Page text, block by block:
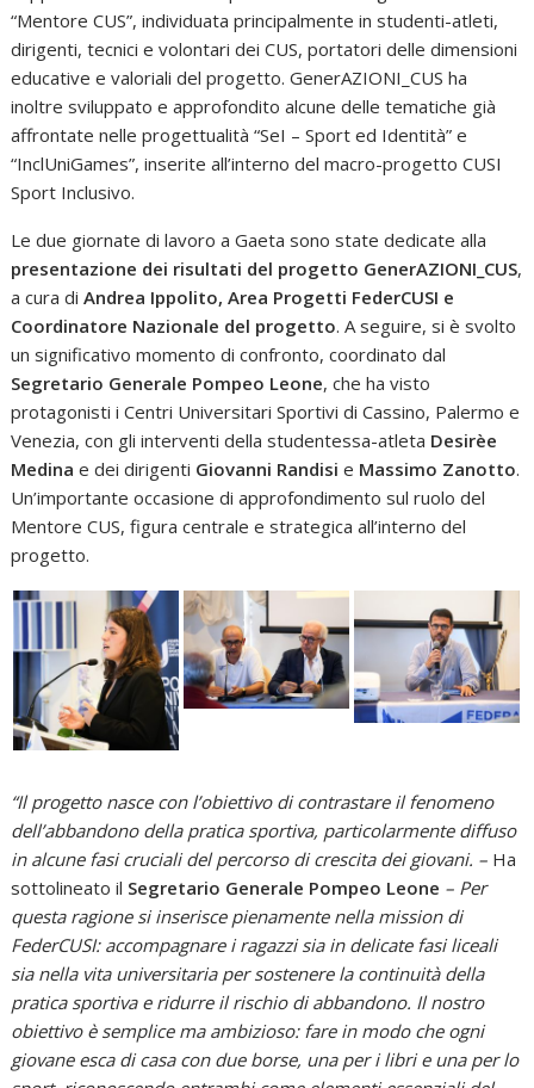
“Mentore CUS”, individuata principalmente in studenti-atleti,
dirigenti, tecnici e volontari dei CUS, portatori delle dimensioni
educative e valoriali del progetto. GenerAZIONI_CUS ha
inoltre sviluppato e approfondito alcune delle tematiche già
affrontate nelle progettualità “SeI – Sport ed Identità” e
“InclUniGames”, inserite all’interno del macro-progetto CUSI
Sport Inclusivo.
Le due giornate di lavoro a Gaeta sono state dedicate alla
presentazione dei risultati del progetto GenerAZIONI_CUS,
a cura diAndrea Ippolito, Area Progetti FederCUSI e
Coordinatore Nazionale del progetto. A seguire, si è svolto
un significativo momento di confronto, coordinato dal
Segretario Generale Pompeo Leone, che ha visto
protagonisti i Centri Universitari Sportivi di Cassino, Palermo e
Venezia, con gli interventi della studentessa-atleta Desirèe
Medina e dei dirigenti Giovanni Randisi e Massimo Zanotto.
Un’importante occasione di approfondimento sul ruolo del
Mentore CUS, figura centrale e strategica all’interno del
progetto.
“Il progetto nasce con l’obiettivo di contrastare il fenomeno
dell’abbandono della pratica sportiva, particolarmente diffuso
in alcune fasi cruciali del percorso di crescita dei giovani. – Ha
sottolineato il Segretario Generale Pompeo Leone – Per
questa ragione si inserisce pienamente nella mission di
FederCUSI: accompagnare i ragazzi sia in delicate fasi liceali
sia nella vita universitaria per sostenere la continuità della
pratica sportiva e ridurre il rischio di abbandono. Il nostro
obiettivo è semplice ma ambizioso: fare in modo che ogni
giovane esca di casa con due borse, una per i libri e una per lo